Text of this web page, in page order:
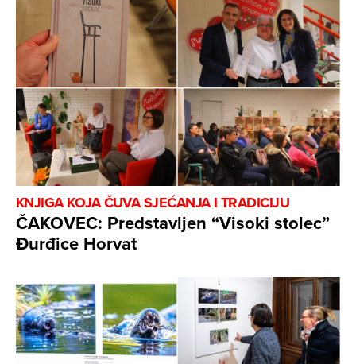
KNJIGA KOJA ČUVA SJEĆANJA I TRADICIJU
ČAKOVEC: Predstavljen “Visoki stolec”
Đurđice Horvat